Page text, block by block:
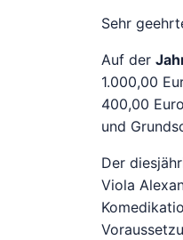
Sehr
Auf der
1.000,00
400,00
und
Der
Viola